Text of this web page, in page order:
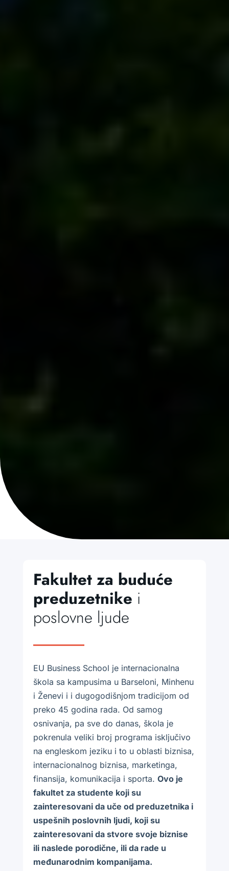
Fakultet za buduće
preduzetnike i
poslovne ljude
EU Business School je internacionalna
škola sa kampusima u Barseloni, Minhenu
i Ženevi i i dugogodišnjom tradicijom od
preko 45 godina rada. Od samog
osnivanja, pa sve do danas, škola je
pokrenula veliki broj programa isključivo
na engleskom jeziku i to u oblasti biznisa,
internacionalnog biznisa, marketinga,
finansija, komunikacija i sporta. Ovo je
fakultet za studente koji su
zainteresovani da uče od preduzetnika i
uspešnih poslovnih ljudi, koji su
zainteresovani da stvore svoje biznise
ili naslede porodične, ili da rade u
međunarodnim kompanijama.